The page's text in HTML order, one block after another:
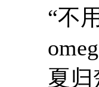
“不
夏归